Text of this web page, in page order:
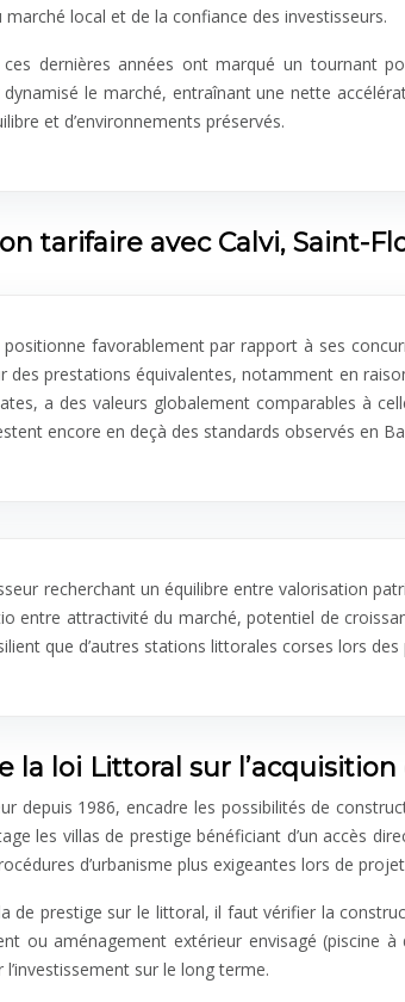
marché local et de la confiance des investisseurs.
dernières années ont marqué un tournant
le marché, entraînant une nette
et d’environnements préservés.
tarifaire avec Calvi, Saint-
positionne favorablement par rapport à ses
des prestations équivalentes, notamment en
a des valeurs globalement comparables à
encore en deçà des standards observés en
recherchant un équilibre entre valorisation
entre attractivité du marché, potentiel de
que d’autres stations littorales corses lors
la loi Littoral sur
depuis 1986, encadre les possibilités de
les villas de prestige bénéficiant d’un accès
d’urbanisme plus exigeantes lors de
de prestige sur le littoral, il faut vérifier la
ou aménagement extérieur envisagé (piscine
sur le long terme.